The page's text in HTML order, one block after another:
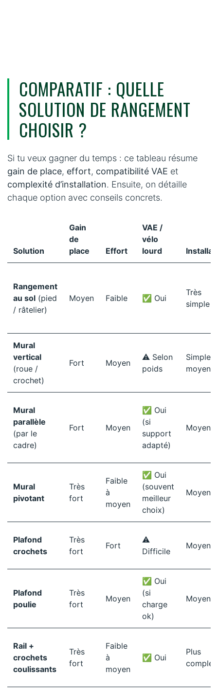
COMPARATIF : QUELLE
SOLUTION DE RANGEMENT
CHOISIR ?
Si tu veux gagner du temps : ce tableau résume
gain de place, effort, compatibilité VAE et
complexité d’installation. Ensuite, on détaille
chaque option avec conseils concrets.
Solution
Gain
de
place
Effort
VAE /
vélo
lourd
Rangement
au sol (pied
/ râtelier)
Moyen Faible ✅ Oui
Très
simple
Mural
vertical
(roue /
crochet)
Fort Moyen
⚠️ Selon
poids
Simple à
moyen
Mural
parallèle
(par le
cadre)
Fort Moyen
✅ Oui
(si
support
adapté)
Moyen
Mural
pivotant
Très
fort
Faible
à
moyen
✅ Oui
(souvent
meilleur
choix)
Moyen
Plafond
crochets
Très
fort
Fort
⚠️
Difficile
Moyen
Plafond
poulie
Très
fort
Moyen
✅ Oui
(si
charge
ok)
Moyen
Rail +
crochets
coulissants
Très
fort
Faible
à
moyen
✅ Oui
Plus